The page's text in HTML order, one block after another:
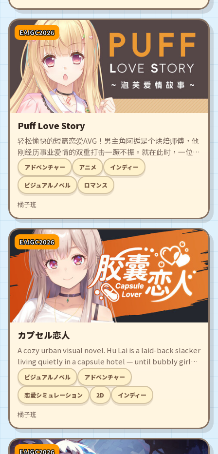
EAIGC2026
Puff Love Story
轻松愉快的短篇恋爱AVG！男主角阿逅是个烘焙师傅，他
刚经历事业爱情的双重打击一蹶不振。就在此时，一位爱
吃泡芙的女孩出现在他的面前，这段吃泡芙、做泡芙的恋
爱故事就此开始！
アドベンチャー アニメ インディー
ビジュアルノベル ロマンス
橘子班
EAIGC2026
カプセル恋人
A cozy urban visual novel. Hu Lai is a laid-back slacker
living quietly in a capsule hotel — until bubbly girl
Ruan Xiaoqi barges into his life! A quirky romance
between a spicy go-getter and a low-key dreamer
begins!
ビジュアルノベル アドベンチャー
恋愛シミュレーション 2D インディー
橘子班
EAIGC2026